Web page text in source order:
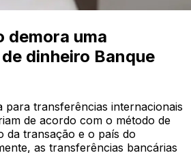
demora uma
dinheiro Banque
para transferências internacionais
de acordo com o método de
da transação e o país do
as transferências bancárias